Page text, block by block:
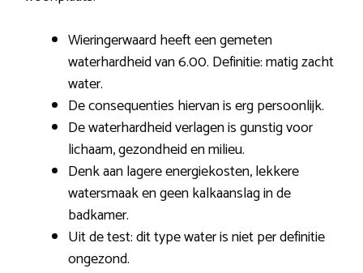
Wieringerwaard heeft een gemeten
waterhardheid van 6.00. Definitie: matig zacht
water.
De consequenties hiervan is erg persoonlijk.
De waterhardheid verlagen is gunstig voor
lichaam, gezondheid en milieu.
Denk aan lagere energiekosten, lekkere
watersmaak en geen kalkaanslag in de
badkamer.
Uit de test: dit type water is niet per definitie
ongezond.